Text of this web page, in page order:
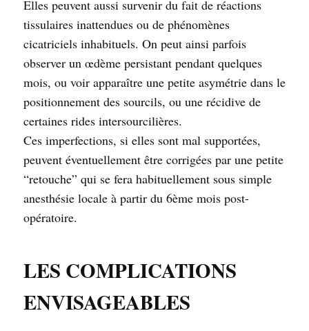
Elles peuvent aussi survenir du fait de réactions
tissulaires inattendues ou de phénomènes
cicatriciels inhabituels. On peut ainsi parfois
observer un œdème persistant pendant quelques
mois, ou voir apparaître une petite asymétrie dans le
positionnement des sourcils, ou une récidive de
certaines rides intersourcilières.
Ces imperfections, si elles sont mal supportées,
peuvent éventuellement être corrigées par une petite
“retouche” qui se fera habituellement sous simple
anesthésie locale à partir du 6ème mois post-
opératoire.
LES COMPLICATIONS
ENVISAGEABLES